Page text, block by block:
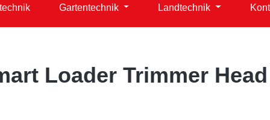
Gartentechnik Landtechnik
Loader Trimmer Head